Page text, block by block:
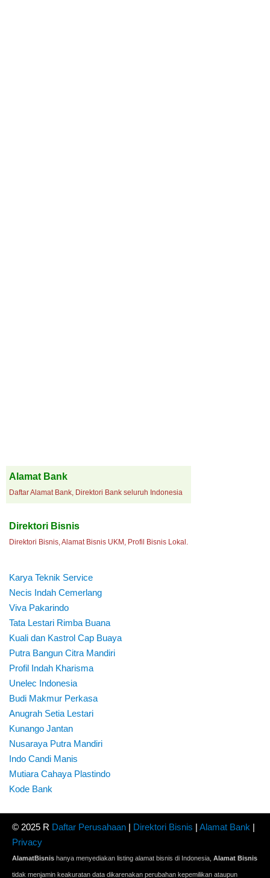
Alamat Bank
Daftar Alamat Bank, Direktori Bank seluruh Indonesia
Direktori Bisnis
Direktori Bisnis, Alamat Bisnis UKM, Profil Bisnis Lokal.
Karya Teknik Service
Necis Indah Cemerlang
Viva Pakarindo
Tata Lestari Rimba Buana
Kuali dan Kastrol Cap Buaya
Putra Bangun Citra Mandiri
Profil Indah Kharisma
Unelec Indonesia
Budi Makmur Perkasa
Anugrah Setia Lestari
Kunango Jantan
Nusaraya Putra Mandiri
Indo Candi Manis
Mutiara Cahaya Plastindo
Kode Bank
© 2025 R Daftar Perusahaan | Direktori Bisnis | Alamat Bank |
Privacy
AlamatBisnis hanya menyediakan listing alamat bisnis di Indonesia, Alamat Bisnis
tidak menjamin keakuratan data dikarenakan perubahan kepemilikan ataupun